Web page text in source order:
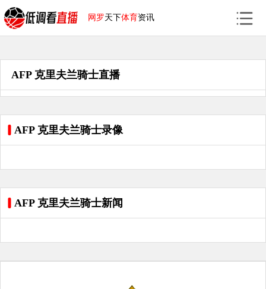
网罗天下体育资讯
AFP 克里夫兰骑士直播
AFP 克里夫兰骑士录像
AFP 克里夫兰骑士新闻